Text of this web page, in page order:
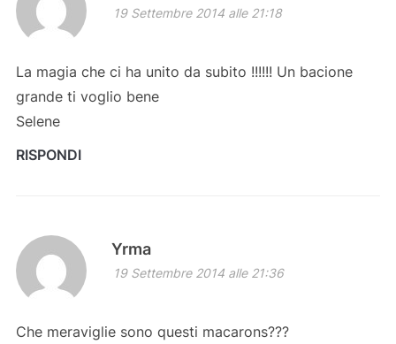
19 Settembre 2014 alle 21:18
La magia che ci ha unito da subito !!!!!! Un bacione
grande ti voglio bene
Selene
RISPONDI
Yrma
19 Settembre 2014 alle 21:36
Che meraviglie sono questi macarons???